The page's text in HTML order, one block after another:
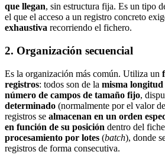
que llegan, sin estructura fija. Es un tipo
el que el acceso a un registro concreto
exhaustiva recorriendo el fichero.
2. Organización secuencial
Es la organización más común. Utiliza un
registros: todos son de la misma longitud
número de campos de tamaño fijo,
determinado (normalmente por el valor
registros se almacenan en un orden
en función de su posición dentro del
procesamiento por lotes (batch), donde
registros de forma consecutiva.